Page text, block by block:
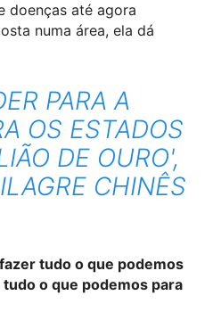
doenças até agora
numa área, ela dá
PARA A
OS ESTADOS
DE OURO',
CHINÊS
tudo o que podemos
o que podemos para